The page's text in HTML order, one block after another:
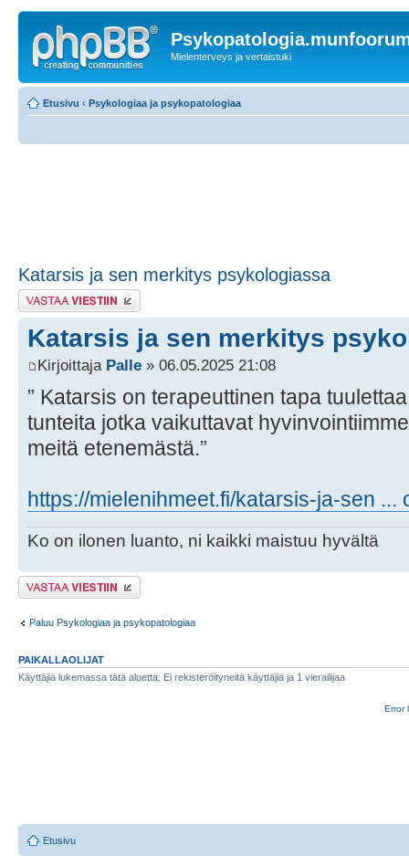
Mielenterveys ja vertaistuki
Etusivu ‹ Psykologiaa ja psykopatologiaa
Katarsis ja sen merkitys psykologiassa
Lähetä vastaus
Katarsis ja sen merkitys
Kirjoittaja Palle » 06.05.2025 21:08
” Katarsis on terapeuttinen tapa
tunteita jotka vaikuttavat
meitä etenemästä.”
https://mielenihmeet.fi/katarsis-ja-sen ...
Ko on ilonen luanto, ni kaikki maistuu hyvältä
Lähetä vastaus
Paluu Psykologiaa ja psykopatologiaa
PAIKALLAOLIJAT
Käyttäjiä lukemassa tätä aluetta: Ei rekisteröityneitä käyttäjiä ja 1 vierailijaa
Error
Etusivu